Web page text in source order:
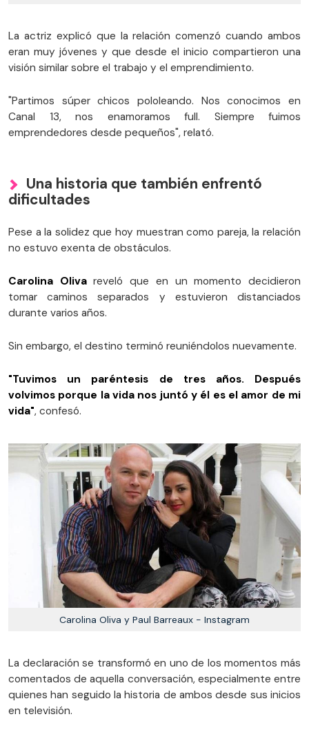
La actriz explicó que la relación comenzó cuando ambos
eran muy jóvenes y que desde el inicio compartieron una
visión similar sobre el trabajo y el emprendimiento.
"Partimos súper chicos pololeando. Nos conocimos en
Canal 13, nos enamoramos full. Siempre fuimos
emprendedores desde pequeños", relató.
Una historia que también enfrentó
dificultades
Pese a la solidez que hoy muestran como pareja, la relación
no estuvo exenta de obstáculos.
Carolina Olivareveló que en un momento decidieron
tomar caminos separados y estuvieron distanciados
durante varios años.
Sin embargo, el destino terminó reuniéndolos nuevamente.
"Tuvimos un paréntesis de tres años. Después
volvimos porque la vida nos juntó y él es el amor de mi
vida", confesó.
Carolina Oliva y Paul Barreaux - Instagram
La declaración se transformó en uno de los momentos más
comentados de aquella conversación, especialmente entre
quienes han seguido la historia de ambos desde sus inicios
en televisión.